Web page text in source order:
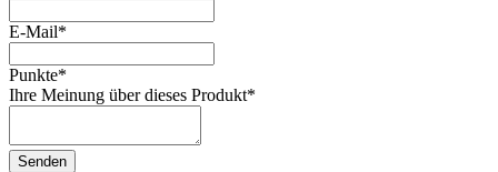
E-Mail*
Punkte*
Ihre Meinung über dieses Produkt*
Senden